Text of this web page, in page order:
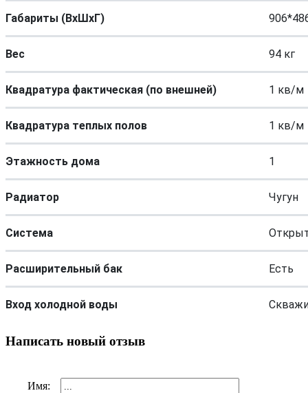
Габариты (ВхШхГ)
Вес 94 кг
Квадратура фактическая (по внешней) 1 кв/м
Квадратура теплых полов 1 кв/м
Этажность дома 1
Радиатор Чугун
Система
Расширительный бак Есть
Вход холодной воды
Написать новый отзыв
Имя: